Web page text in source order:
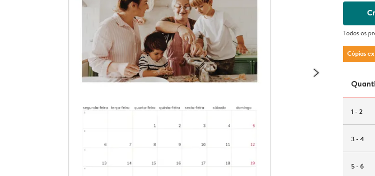
Todos os
Cópias
1 - 2
3 - 4
5 - 6